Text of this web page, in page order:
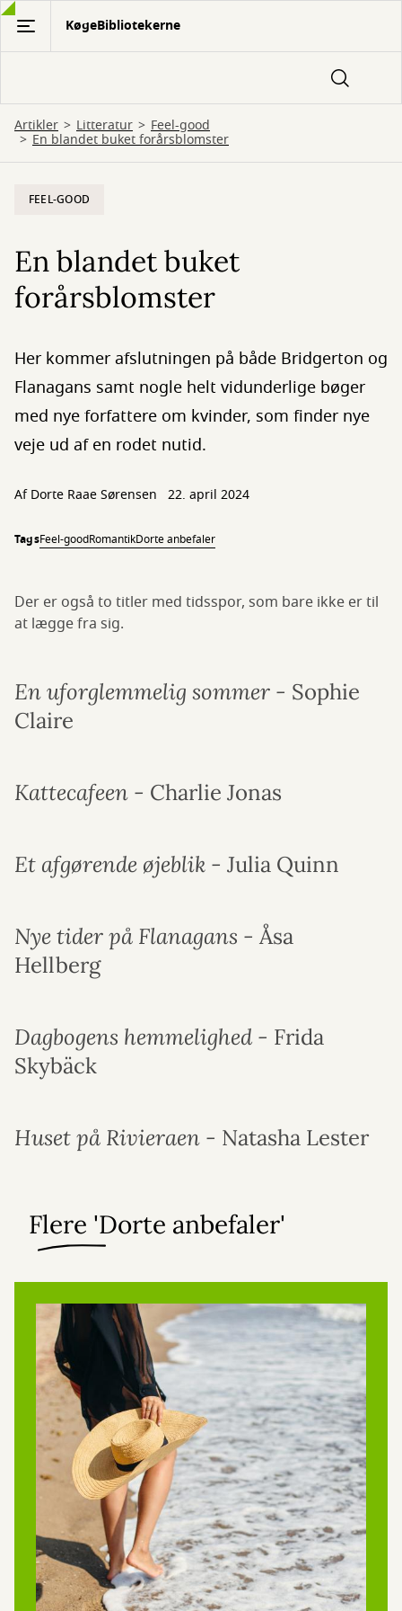
Gå
hovedindhold
KøgeBibliotekerne
Artikler Litteratur Feel-good
En blandet buket forårsblomster
FEEL-GOOD
En blandet buket
forårsblomster
Her kommer afslutningen på både Bridgerton og
Flanagans samt nogle helt vidunderlige bøger
med nye forfattere om kvinder, som finder nye
veje ud af en rodet nutid.
Af Dorte Raae Sørensen 22. april 2024
TagsFeel-goodRomantikDorte anbefaler
Der er også to titler med tidsspor, som bare ikke er til
at lægge fra sig.
En uforglemmelig sommer - Sophie
Claire
Kattecafeen - Charlie Jonas
Et afgørende øjeblik - Julia Quinn
Nye tider på Flanagans - Åsa
Hellberg
Dagbogens hemmelighed - Frida
Skybäck
Huset på Rivieraen - Natasha Lester
Flere 'Dorte anbefaler'